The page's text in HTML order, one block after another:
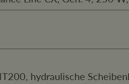
hydraulische